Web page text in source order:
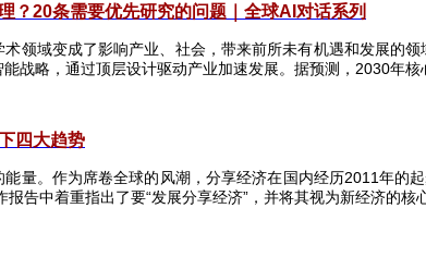
？20条需要优先研究的问题｜全球AI 对话系列
术领域变成了影响产业、社会，带来前所未有机遇和发展的
战略，通过顶层设计驱动产业加速发展。据预测， 2030年核
四大趋势
量。作为席卷全球的风潮，分享经济在国内经历2011年的起
报告中着重指出了要“发展分享经济”，并将其视为新经济的核